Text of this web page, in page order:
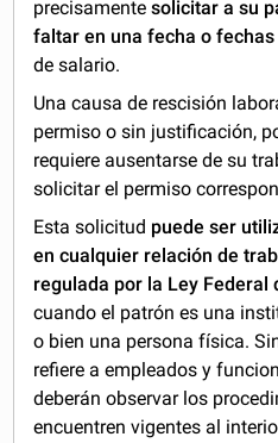
precisamentesolicitar a su
faltar en una fecha o
de salario.
Una causa de rescisión
permiso o sin justificación,
requiere ausentarse de su
solicitar el permiso
Esta solicitud puede ser
en cualquier relación de
regulada por la Ley Federal
cuando el patrón es una
o bien una persona física.
refiere a empleados y
deberán observar los
encuentren vigentes al